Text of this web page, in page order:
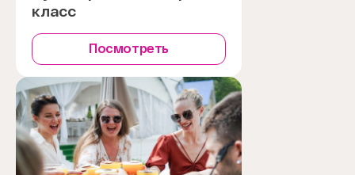
класс
Посмотреть